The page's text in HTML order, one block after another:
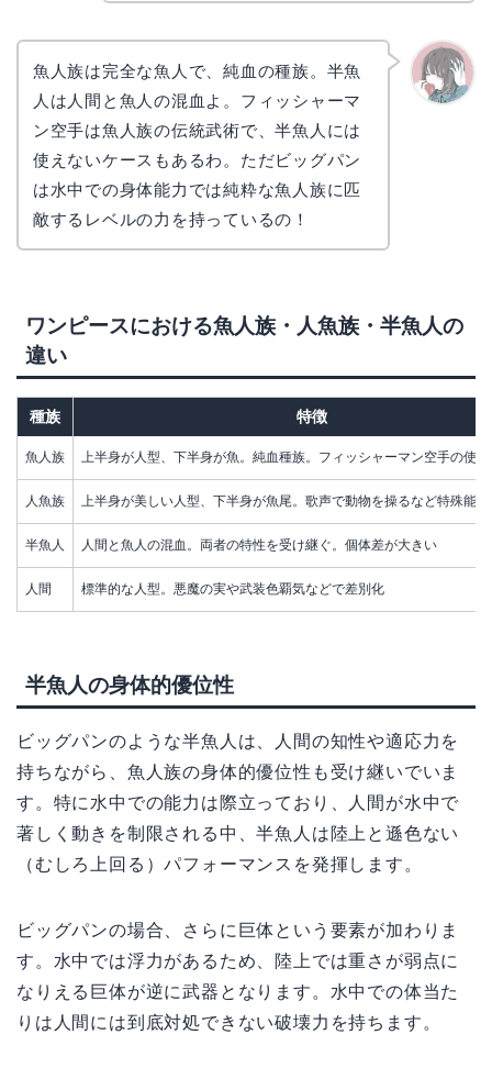
魚人族は完全な魚人で、純血の種族。半魚
人は人間と魚人の混血よ。フィッシャーマ
ン空手は魚人族の伝統武術で、半魚人には
使えないケースもあるわ。ただビッグパン
は水中での身体能力では純粋な魚人族に匹
敵するレベルの力を持っているの！
ワンピースにおける魚人族・人魚族・半魚人の
違い
種族 特徴
魚人族 上半身が人型、下半身が魚。純血種族。フィッシャーマン空手の使
人魚族 上半身が美しい人型、下半身が魚尾。歌声で動物を操るなど特殊能
半魚人 人間と魚人の混血。両者の特性を受け継ぐ。個体差が大きい
人間 標準的な人型。悪魔の実や武装色覇気などで差別化
半魚人の身体的優位性
ビッグパンのような半魚人は、人間の知性や適応力を
持ちながら、魚人族の身体的優位性も受け継いでいま
す。特に水中での能力は際立っており、人間が水中で
著しく動きを制限される中、半魚人は陸上と遜色ない
（むしろ上回る）パフォーマンスを発揮します。
ビッグパンの場合、さらに巨体という要素が加わりま
す。水中では浮力があるため、陸上では重さが弱点に
なりえる巨体が逆に武器となります。水中での体当た
りは人間には到底対処できない破壊力を持ちます。